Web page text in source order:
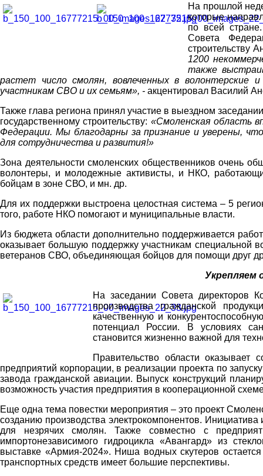
На прошлой
которые
по всей
Совета
строительству
1200
также
растет число смолян, вовлеченных в
участникам СВО и их семьям», - акцентировал Василий
Также глава региона принял участие в выездном
государственному строительству: «Смоленская область
Федерации. Мы благодарны за признание и уверены,
для сотрудничества и развития!»
Зона деятельности смоленских общественников очень
волонтеры, и молодежные активисты, и НКО,
бойцам в зоне СВО, и мн. др.
Для их поддержки выстроена целостная система – 5
того, работе НКО помогают и муниципальные власти.
Из бюджета области дополнительно поддерживается
оказывает большую поддержку участникам специальной
ветеранов СВО, объединяющая бойцов для помощи друг
Укрепляем
На заседании Совета директоров
производства гражданской
качественную и
потенциал России. В условиях
становится жизненно важной для
Правительство области
предприятий корпорации, в реализации проекта по
завода гражданской авиации. Выпуск конструкций
возможность участия предприятия в кооперационной
Еще одна тема повестки мероприятия – это проект
созданию производства электрокомпонентов.
для незрячих смолян. Также совместно с
импортонезависимого гидроцикла «Авангард» из
выставке «Армия-2024». Ниша водных скутеров
транспортных средств имеет большие перспективы.